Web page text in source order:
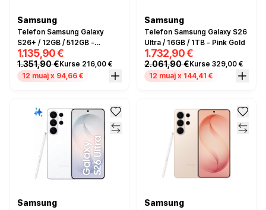
Samsung
Telefon Samsung Galaxy
S26+ / 12GB / 512GB -
Argjendi
1.135,90 €
1.351,90 €Kurse 216,00 €
12 muaj x 94,66 €
Samsung
Telefon Samsung Galaxy S26
Ultra / 16GB / 1TB - Pink Gold
1.732,90 €
2.061,90 €Kurse 329,00 €
12 muaj x 144,41 €
Samsung Samsung